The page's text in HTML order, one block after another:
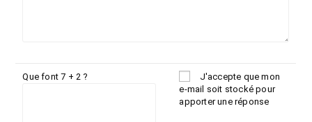
Que font 7 + 2 ?
J'accepte que mon
e-mail soit stocké pour
apporter une réponse